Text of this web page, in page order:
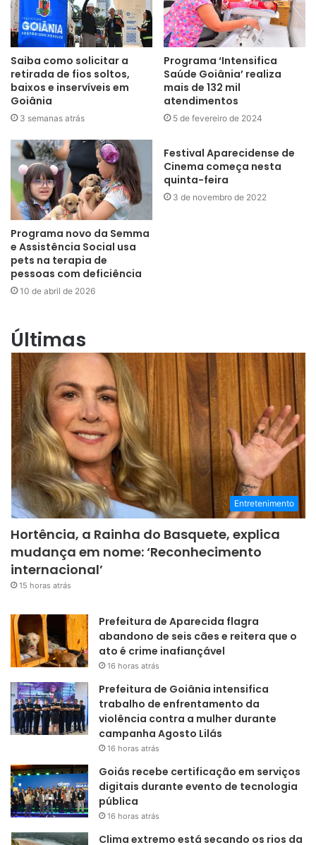
Saiba como solicitar a
retirada de fios soltos,
baixos e inservíveis em
Goiânia
3 semanas atrás
Programa ‘Intensifica
Saúde Goiânia’ realiza
mais de 132 mil
atendimentos
5 de fevereiro de 2024
Programa novo da Semma
e Assistência Social usa
pets na terapia de
pessoas com deficiência
10 de abril de 2026
Festival Aparecidense de
Cinema começa nesta
quinta-feira
3 de novembro de 2022
Últimas
Entretenimento
Hortência, a Rainha do Basquete, explica
mudança em nome: ‘Reconhecimento
internacional’
15 horas atrás
Prefeitura de Aparecida flagra
abandono de seis cães e reitera que o
ato é crime inafiançável
16 horas atrás
Prefeitura de Goiânia intensifica
trabalho de enfrentamento da
violência contra a mulher durante
campanha Agosto Lilás
16 horas atrás
Goiás recebe certificação em serviços
digitais durante evento de tecnologia
pública
16 horas atrás
Clima extremo está secando os rios da